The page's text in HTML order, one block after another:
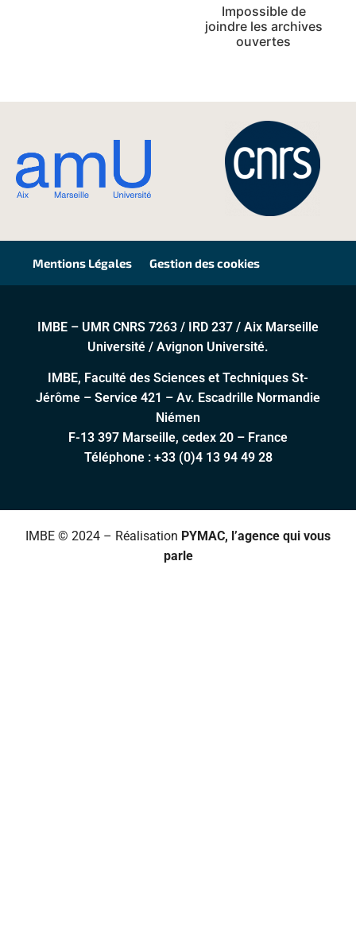
lecture
Impossible de
joindre les archives
ouvertes
Mentions Légales Gestion des cookies
IMBE – UMR CNRS 7263 / IRD 237 / Aix Marseille
Université / Avignon Université.
IMBE, Faculté des Sciences et Techniques St-
Jérôme – Service 421 – Av. Escadrille Normandie
Niémen
F-13 397 Marseille, cedex 20 – France
Téléphone : +33 (0)4 13 94 49 28
IMBE © 2024 – Réalisation PYMAC, l’agence qui vous
parle